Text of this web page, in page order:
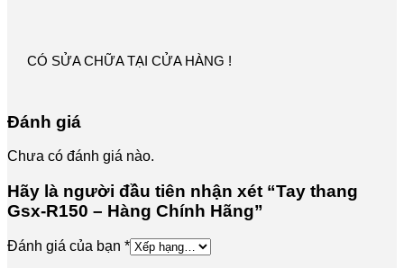
CÓ SỬA CHỮA TẠI CỬA HÀNG !
Đánh giá
Chưa có đánh giá nào.
Hãy là người đầu tiên nhận xét “Tay thang
Gsx-R150 – Hàng Chính Hãng”
Đánh giá của bạn *